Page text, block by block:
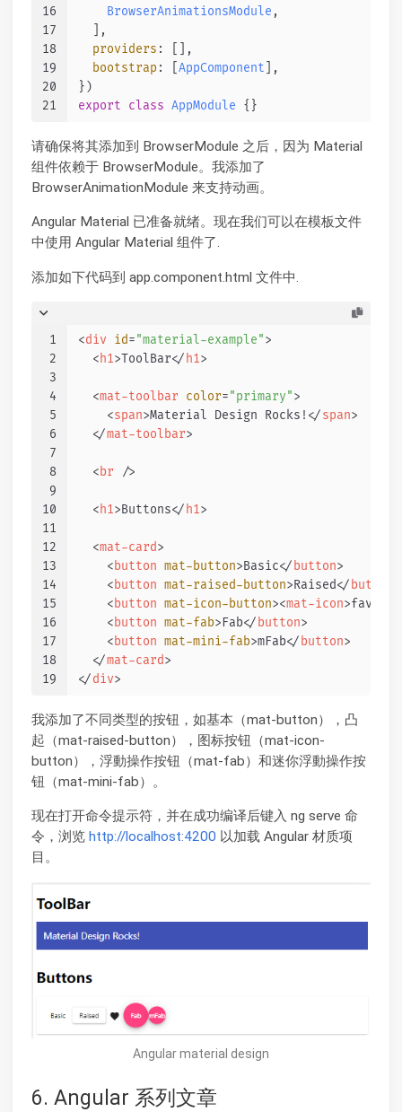
16
17
18
19
20
21
BrowserAnimationsModule ,
  ],
providers : [],
bootstrap : [ AppComponent ],
})
export
class AppModule {}
请确保将其添加到 BrowserModule 之后，因为 Material
组件依赖于 BrowserModule。我添加了
BrowserAnimationModule 来支持动画。
Angular Material 已准备就绪。现在我们可以在模板文件
中使用 Angular Material 组件了.
添加如下代码到 app.component.html 文件中.
1
2
3
4
5
6
7
8
9
10
11
12
13
14
15
16
17
18
19
<div id="material-example">
<h1>ToolBar</h1>
<mat-toolbar color="primary">
<span>Material Design Rocks! </span>
</mat-toolbar>
<br />
<h1>Buttons</h1>
<mat-card>
<button mat-button>Basic</button>
<button mat-raised-button>Raised</button
<button mat-icon-button><mat-icon>
<button mat-fab>Fab</button>
<button mat-mini-fab>mFab</button>
</mat-card>
</div>
我添加了不同类型的按钮，如基本（mat-button），凸
起（mat-raised-button），图标按钮（mat-icon-
button），浮動操作按钮（mat-fab）和迷你浮動操作按
钮（mat-mini-fab）。
现在打开命令提示符，并在成功编译后键入 ng serve 命
令，浏览 http://localhost:4200 以加载 Angular 材质项
目。
Angular material design
6. Angular 系列文章